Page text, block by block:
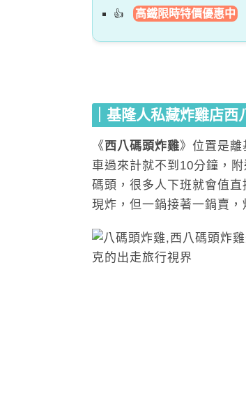
高鐵限時特價優惠中
｜基隆人私藏炸雞店西
《 西八碼頭炸雞》位置是
車過來計就不到10分鐘，
碼頭，很多人下班就會值
現炸，但一鍋接著一鍋賣